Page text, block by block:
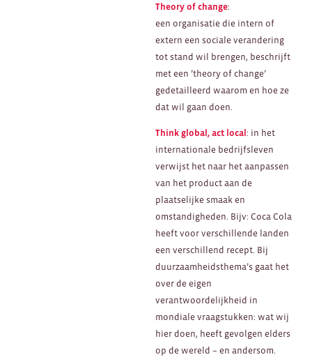
Theory of change:
een organisatie die intern of
extern een sociale verandering
tot stand wil brengen, beschrijft
met een ’theory of change’
gedetailleerd waarom en hoe ze
dat wil gaan doen.
Think global, act local : in het
internationale bedrijfsleven
verwijst het naar het aanpassen
van het product aan de
plaatselijke smaak en
omstandigheden. Bijv: Coca Cola
heeft voor verschillende landen
een verschillend recept. Bij
duurzaamheidsthema’s gaat het
over de eigen
verantwoordelijkheid in
mondiale vraagstukken: wat wij
hier doen, heeft gevolgen elders
op de wereld – en andersom.